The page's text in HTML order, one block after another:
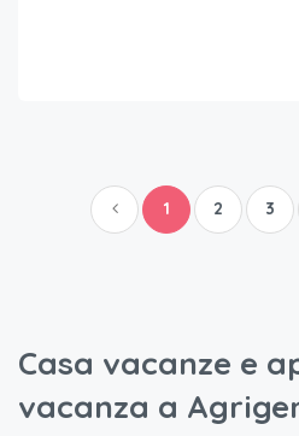
1 2 3
Casa vacanze e
vacanza a